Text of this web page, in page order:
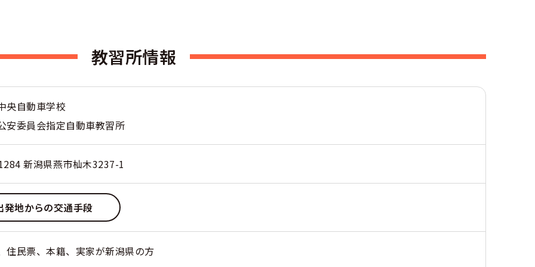
宿免許Q＆A 教習所情報
央自動車学校
安委員会指定自動車教習所
新潟県燕市杣木3237-1
発地からの交通手段
住民票、本籍、実家が新潟県の方